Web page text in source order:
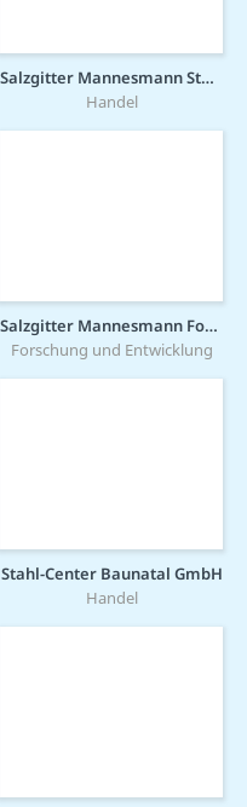
Salzgitter Mannesmann Stahlhandel GmbH
Handel
Salzgitter Mannesmann Forschung GmbH
Forschung und Entwicklung
Stahl-Center Baunatal GmbH
Handel